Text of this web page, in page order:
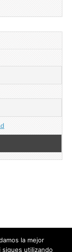
la mejor
utilizando